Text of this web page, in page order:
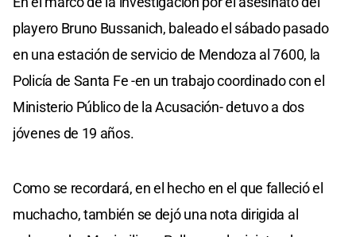
playero Bruno Bussanich, baleado el sábado pasado
en una estación de servicio de Mendoza al 7600, la
Policía de Santa Fe -en un trabajo coordinado con el
Ministerio Público de la Acusación- detuvo a dos
jóvenes de 19 años.
Como se recordará, en el hecho en el que falleció el
muchacho, también se dejó una nota dirigida al